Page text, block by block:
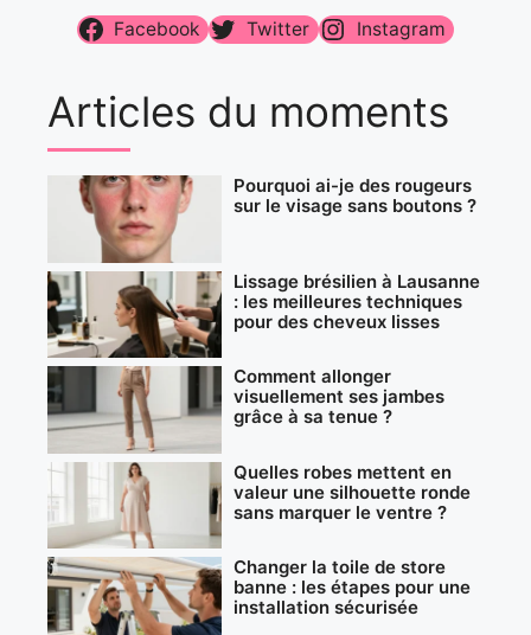
Facebook Twitter Instagram
Articles du moments
Pourquoi ai-je des rougeurs
sur le visage sans boutons ?
Lissage brésilien à Lausanne
: les meilleures techniques
pour des cheveux lisses
Comment allonger
visuellement ses jambes
grâce à sa tenue ?
Quelles robes mettent en
valeur une silhouette ronde
sans marquer le ventre ?
Changer la toile de store
banne : les étapes pour une
installation sécurisée